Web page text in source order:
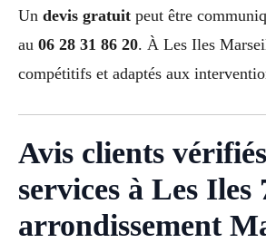
Un devis gratuit peut être
au 06 28 31 86 20. À Les Iles
compétitifs et adaptés aux
Avis clients
services à Les Iles
arrondissement